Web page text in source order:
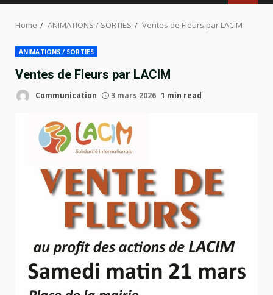
Home ANIMATIONS / SORTIES Ventes de Fleurs par LACIM
ANIMATIONS / SORTIES
Ventes de Fleurs par LACIM
Communication 3 mars 2026 1 min read